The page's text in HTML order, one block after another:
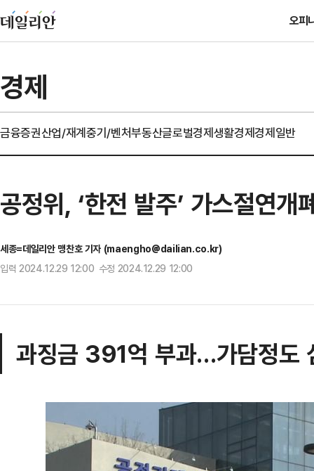
오피
경제
금융증권산업/재계중기/벤처부동산글로벌경제생활경제경제일반
공정위, ‘한전 발주’ 가스절연
세종=데일리안 맹찬호 기자 (maengho@dailian.co.kr)
입력 2024.12.29 12:00 수정 2024.12.29 12:00
과징금 391억 부과…가담정도